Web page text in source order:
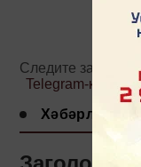
Следите за
Telegram-канале
Хәбәрләр